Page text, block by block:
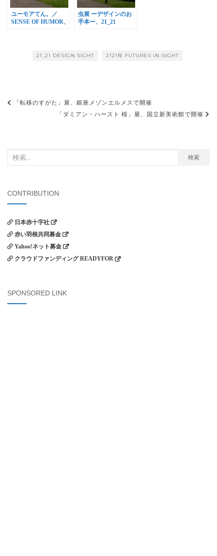
ユーモアてん。／
SENSE OF HUMOR、
虫展 ーデザインのお
手本ー、21_21
21_21 DESIGN SIGHT 2121年 FUTURES IN-SIGHT
投
ゲ
シ
ョ
ン
「転移のすがた」展、銀座メゾンエルメスで開催
「ダミアン・ハースト 桜」展、国立新美術館で開催
検索
CONTRIBUTION
日本赤十字社
赤い羽根共同募金
Yahoo!ネット募金
クラウドファンディング READYFOR
SPONSORED LINK